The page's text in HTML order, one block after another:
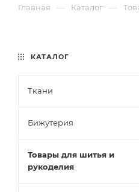
Главная — Каталог —
КАТАЛОГ
Ткани
Бижутерия
Товары для шитья и
рукоделия